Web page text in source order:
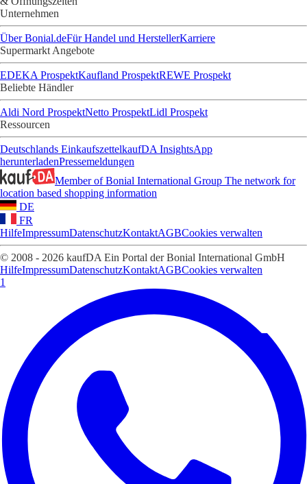
Unternehmen
Über Bonial.deFür Handel und HerstellerKarriere
Supermarkt Angebote
EDEKA ProspektKaufland ProspektREWE Prospekt
Beliebte Händler
Aldi Nord ProspektNetto ProspektLidl Prospekt
Ressourcen
Deutschlands EinkaufszettelkaufDA InsightsApp
herunterladenPressemeldungen
Member of Bonial International Group The network for
location based shopping information
DE
FR
HilfeImpressumDatenschutzKontaktAGBCookies verwalten
© 2008 - 2026 kaufDA Ein Portal der Bonial International GmbH
HilfeImpressumDatenschutzKontaktAGBCookies verwalten
1